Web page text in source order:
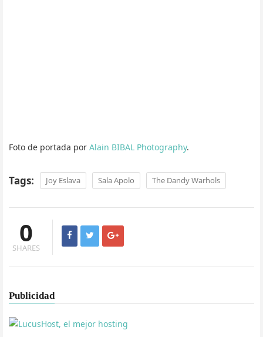
Foto de portada por Alain BIBAL Photography.
Tags: Joy Eslava Sala Apolo The Dandy Warhols
0
SHARES
Publicidad